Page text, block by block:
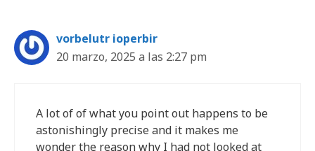
vorbelutr ioperbir
20 marzo, 2025 a las 2:27 pm
A lot of of what you point out happens to be
astonishingly precise and it makes me
wonder the reason why I had not looked at